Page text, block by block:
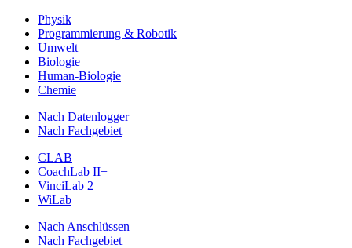
Physik
Programmierung & Robotik
Umwelt
Biologie
Human-Biologie
Chemie
Nach Datenlogger
Nach Fachgebiet
CLAB
CoachLab II+
VinciLab 2
WiLab
Nach Anschlüssen
Nach Fachgebiet